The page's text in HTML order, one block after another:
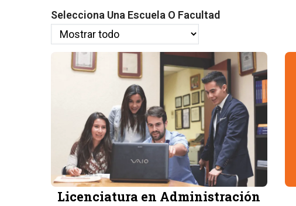
Selecciona Una Escuela O Facultad
Image
Licenciatura en Administración